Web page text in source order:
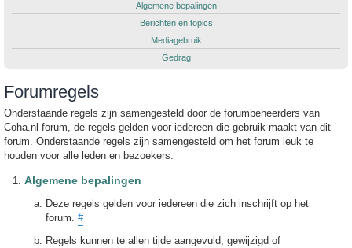
Algemene bepalingen
Berichten en topics
Mediagebruik
Gedrag
Forumregels
Onderstaande regels zijn samengesteld door de forumbeheerders van
Coha.nl forum, de regels gelden voor iedereen die gebruik maakt van dit
forum. Onderstaande regels zijn samengesteld om het forum leuk te
houden voor alle leden en bezoekers.
Algemene bepalingen
Deze regels gelden voor iedereen die zich inschrijft op het
forum. #
Regels kunnen te allen tijde aangevuld, gewijzigd of